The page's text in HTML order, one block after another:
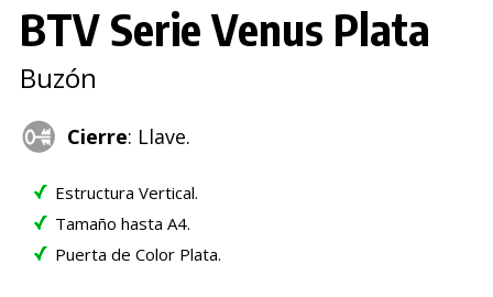
BTV Serie Venus Plata
Buzón
Cierre: Llave.
Estructura Vertical.
Tamaño hasta A4.
Puerta de Color Plata.